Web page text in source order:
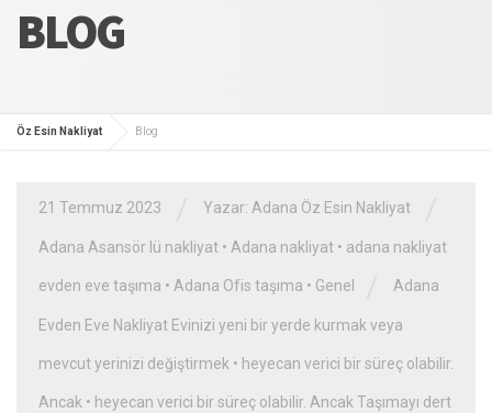
BLOG
Öz Esin Nakliyat Blog
21 Temmuz 2023 Yazar: Adana Öz Esin Nakliyat
Adana Asansör lü nakliyat • Adana nakliyat • adana nakliyat
evden eve taşıma • Adana Ofis taşıma • Genel Adana
Evden Eve Nakliyat Evinizi yeni bir yerde kurmak veya
mevcut yerinizi değiştirmek • heyecan verici bir süreç olabilir.
Ancak • heyecan verici bir süreç olabilir. Ancak Taşımayı dert